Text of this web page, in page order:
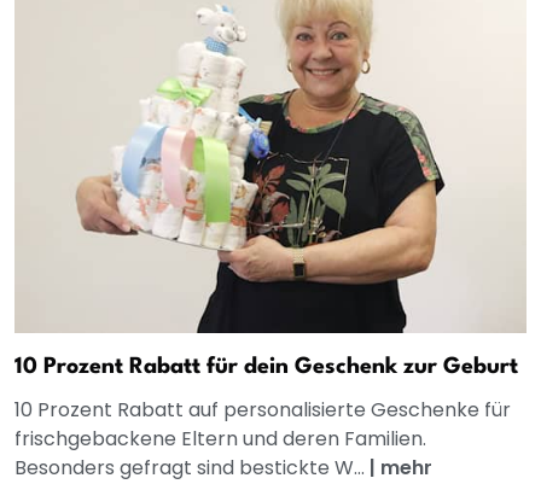
10 Prozent Rabatt für dein Geschenk zur Geburt
10 Prozent Rabatt auf personalisierte Geschenke für
frischgebackene Eltern und deren Familien.
Besonders gefragt sind bestickte W... | mehr